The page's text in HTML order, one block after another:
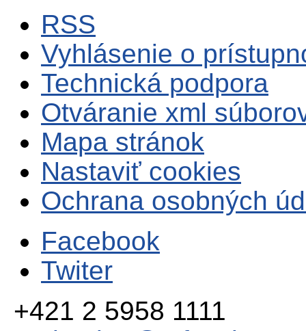
RSS
Vyhlásenie o
Technická podpora
Otváranie xml
Mapa stránok
Nastaviť cookies
Ochrana osobných
Facebook
Twiter
+421 2 5958 1111